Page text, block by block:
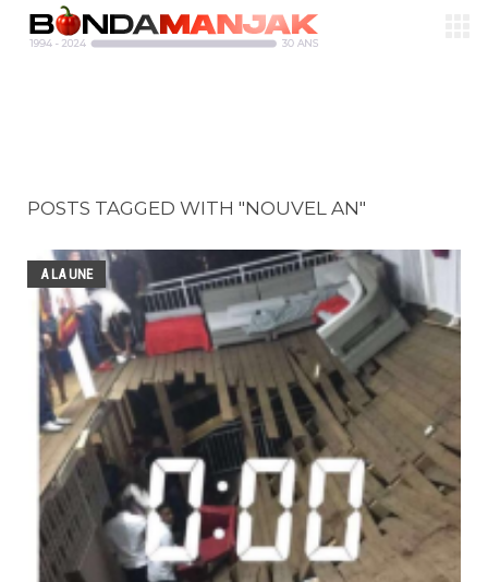
POSTS TAGGED WITH "NOUVEL AN"
A LA UNE